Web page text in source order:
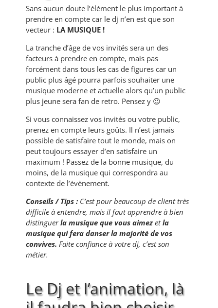
Sans aucun doute l’élément le plus important à
prendre en compte car le dj n’en est que son
vecteur : LA MUSIQUE !
La tranche d’âge de vos invités sera un des
facteurs à prendre en compte, mais pas
forcément dans tous les cas de figures car un
public plus âgé pourra parfois souhaiter une
musique moderne et actuelle alors qu’un public
plus jeune sera fan de retro. Pensez y 😉
Si vous connaissez vos invités ou votre public,
prenez en compte leurs goûts. Il n’est jamais
possible de satisfaire tout le monde, mais on
peut toujours essayer d’en satisfaire un
maximum ! Passez de la bonne musique, du
moins, de la musique qui correspondra au
contexte de l’évènement.
Conseils / Tips :C’est pour beaucoup de client très
difficile à entendre, mais il faut apprendre à bien
distinguerla musique que vous aimezetla
musique qui fera danser la majorité de vos
convives. Faite confiance à votre dj, c’est son
métier.
Le Dj et l’animation, là